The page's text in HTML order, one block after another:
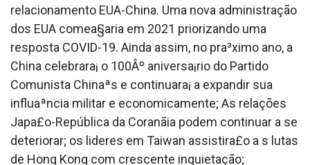
relacionamento EUA-China. Uma nova administração
dos EUA comea§aria em 2021 priorizando uma
resposta COVID-19. Ainda assim, no pra³ximo ano, a
China celebrara¡ o 100Âº aniversa¡rio do Partido
Comunista Chinaªs e continuara¡ a expandir sua
influaªncia militar e economicamente; As relações
Japa£o-República da Coranãia podem continuar a se
deteriorar; os lideres em Taiwan assistira£o a s lutas
de Hong Kong com crescente inquietação;